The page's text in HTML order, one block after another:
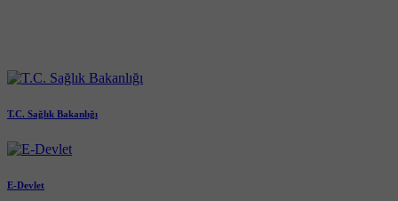
T.C. Sağlık Bakanlığı
E-Devlet